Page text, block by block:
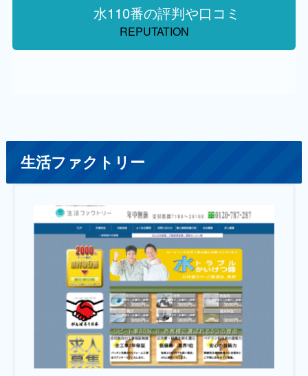
水110番の評判や口コミ
REPUTATION
生活ファクトリー